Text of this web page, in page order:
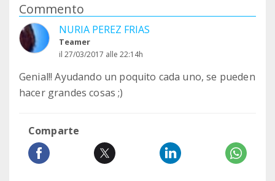
Commento
NURIA PEREZ FRIAS
Teamer
il 27/03/2017 alle 22:14h
Genial!! Ayudando un poquito cada uno, se pueden
hacer grandes cosas ;)
Comparte